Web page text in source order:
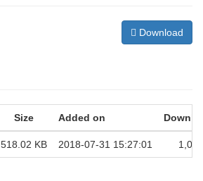
Download
Size Added on
518.02 KB 2018-07-31 15:27:01 1,039